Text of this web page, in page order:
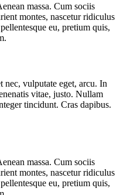
massa. Cum sociis
montes, nascetur ridiculus
eu, pretium quis,
vulputate eget, arcu. In
vitae, justo. Nullam
tincidunt. Cras dapibus.
massa. Cum sociis
montes, nascetur ridiculus
eu, pretium quis,